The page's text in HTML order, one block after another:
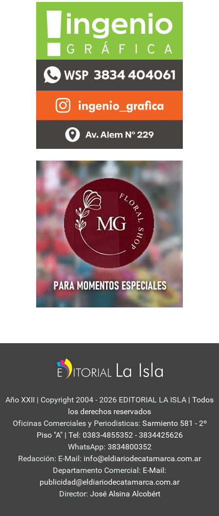
Año XXII | Copyright 2004 - 2026 EDITORIAL LA ISLA | Todos
los derechos reservados
Oficinas Comerciales y Periodisticas: Sarmiento 581 - 2º
Piso "A" | Tel: 0383-4855352 - 3834425626
WhatsApp: 3834800352
Redacción: E-Mail: info@eldiariodecatamarca.com.ar
Departamento Comercial: E-Mail:
publicidad@eldiariodecatamarca.com.ar
Director: José Alsina Alcobért